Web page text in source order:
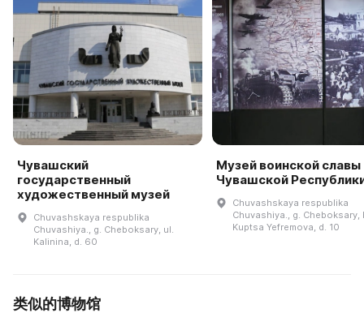
Чувашский
государственный
художественный музей
Chuvashskaya respublika
Chuvashiya., g. Cheboksary, ul.
Kalinina, d. 60
Музей воинской славы
Чувашской
Chuvashskaya respublika
Chuvashiya., g. Cheboksary,
Kuptsa Yefremova, d. 10
类似的博物馆